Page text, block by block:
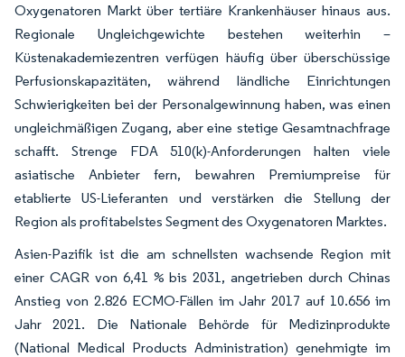
Oxygenatoren Markt über tertiäre Krankenhäuser hinaus aus.
Regionale Ungleichgewichte bestehen weiterhin –
Küstenakademiezentren verfügen häufig über überschüssige
Perfusionskapazitäten, während ländliche Einrichtungen
Schwierigkeiten bei der Personalgewinnung haben, was einen
ungleichmäßigen Zugang, aber eine stetige Gesamtnachfrage
schafft. Strenge FDA 510(k)-Anforderungen halten viele
asiatische Anbieter fern, bewahren Premiumpreise für
etablierte US-Lieferanten und verstärken die Stellung der
Region als profitabelstes Segment des Oxygenatoren Marktes.
Asien-Pazifik ist die am schnellsten wachsende Region mit
einer CAGR von 6,41 % bis 2031, angetrieben durch Chinas
Anstieg von 2.826 ECMO-Fällen im Jahr 2017 auf 10.656 im
Jahr 2021. Die Nationale Behörde für Medizinprodukte
(National Medical Products Administration) genehmigte im